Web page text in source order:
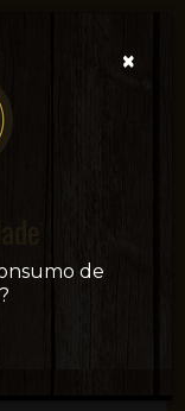
×
de